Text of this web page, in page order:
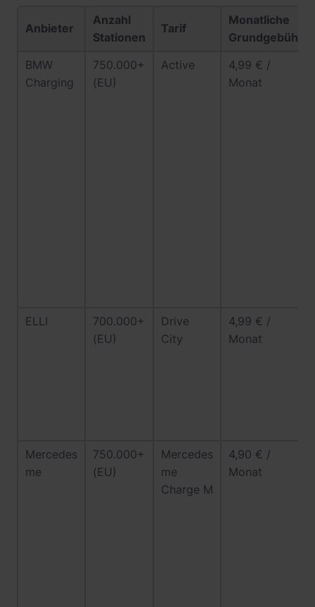
Anbieter
Anzahl
Stationen
Tarif
Monatliche
Grundgebühr
BMW
Charging
750.000+
(EU)
Active
4,99 € /
Monat
ELLI
700.000+
(EU)
Drive
City
4,99 € /
Monat
Mercedes
me
750.000+
(EU)
Mercedes
me
Charge M
4,90 € /
Monat